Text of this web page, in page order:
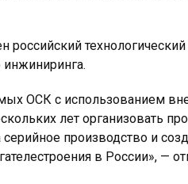
российский
ОСК с использованием
лет организовать
производство и
в России», —